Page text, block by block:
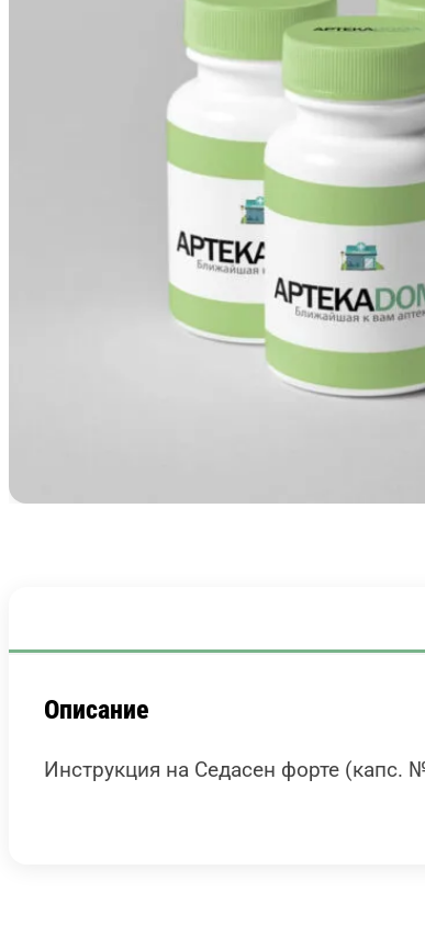
Описание
Инструкция на Седасен форте (капс.